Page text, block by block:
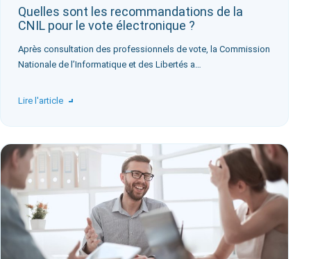
Quelles sont les recommandations de la
CNIL pour le vote électronique ?
Après consultation des professionnels de vote, la Commission
Nationale de l’Informatique et des Libertés a…
Lire l'article